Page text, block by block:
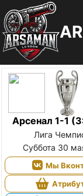
Арсенал 1-1
Лига
Суббота 30
Мы